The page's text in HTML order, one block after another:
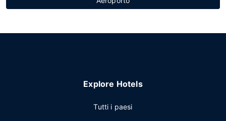
Explore Hotels
Tutti i paesi